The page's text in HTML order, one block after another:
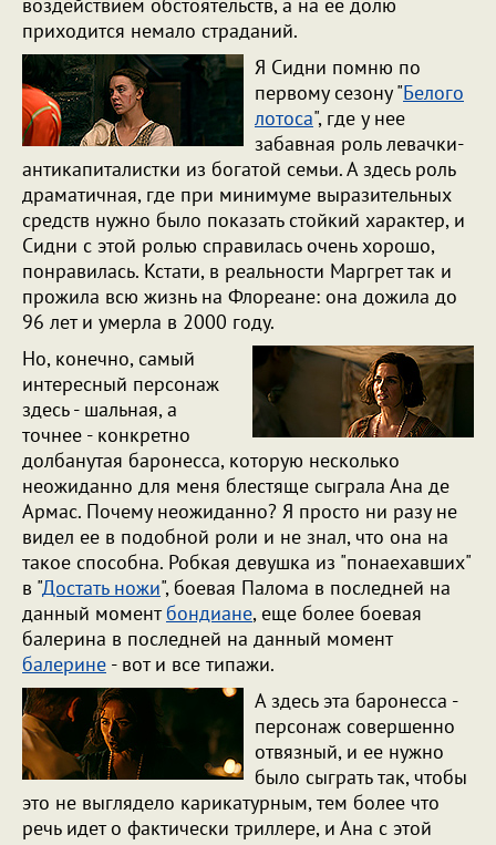
приходится немало страданий.
Я Сидни помню по
первому сезону "Белого
лотоса", где у нее
забавная роль левачки-
антикапиталистки из богатой семьи. А здесь роль
драматичная, где при минимуме выразительных
средств нужно было показать стойкий характер, и
Сидни с этой ролью справилась очень хорошо,
понравилась. Кстати, в реальности Маргрет так и
прожила всю жизнь на Флореане: она дожила до
96 лет и умерла в 2000 году.
Но, конечно, самый
интересный персонаж
здесь - шальная, а
точнее - конкретно
долбанутая баронесса, которую несколько
неожиданно для меня блестяще сыграла Ана де
Армас. Почему неожиданно? Я просто ни разу не
видел ее в подобной роли и не знал, что она на
такое способна. Робкая девушка из "понаехавших"
в "Достать ножи", боевая Палома в последней на
данный моментбондиане, еще более боевая
балерина в последней на данный момент
балерине - вот и все типажи.
А здесь эта баронесса -
персонаж совершенно
отвязный, и ее нужно
было сыграть так, чтобы
это не выглядело карикатурным, тем более что
речь идет о фактически триллере, и Ана с этой